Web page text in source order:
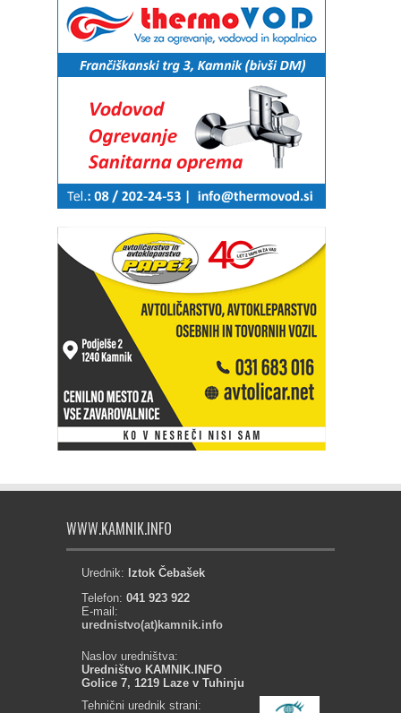
WWW.KAMNIK.INFO
Urednik: Iztok Čebašek
Telefon: 041 923 922
E-mail:
urednistvo(at)kamnik.info
Naslov uredništva:
Uredništvo KAMNIK.INFO
Golice 7, 1219 Laze v Tuhinju
Tehnični urednik strani: